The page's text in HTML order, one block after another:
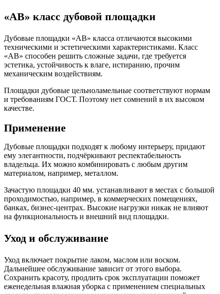
«АВ» класс дубовой площадки
Дубовые площадки «АВ» класса отличаются высокими
техническими и эстетическими характеристиками. Класс
«АВ» способен решить сложные задачи, где требуется
эстетика, устойчивость к влаге, истиранию, прочим
механическим воздействиям.
Площадки дубовые цельноламельные соответствуют нормам
и требованиям ГОСТ. Поэтому нет сомнений в их высоком
качестве.
Применение
Дубовые площадки подходят к любому интерьеру, придают
ему элегантности, подчёркивают респектабельность
владельца. Их можно комбинировать с любым другим
материалом, например, металлом.
Зачастую площадки 40 мм. устанавливают в местах с большой
проходимостью, например, в коммерческих помещениях,
банках, бизнес-центрах. Высокие нагрузки никак не влияют
на функциональность и внешний вид площадки.
Уход и обслуживание
Уход включает покрытие лаком, маслом или воском.
Дальнейшее обслуживание зависит от этого выбора.
Сохранить красоту, продлить срок эксплуатации поможет
еженедельная влажная уборка с применением специальных